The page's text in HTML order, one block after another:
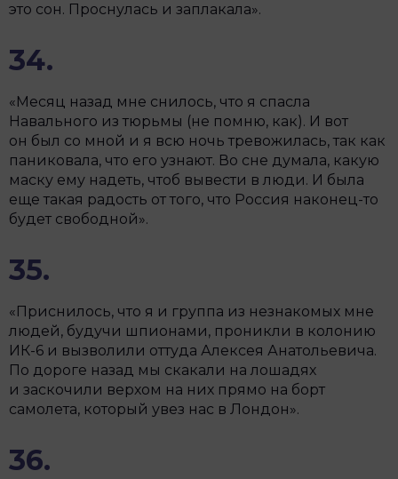
это сон. Проснулась и заплакала».
34.
«Месяц назад мне снилось, что я спасла
Навального из тюрьмы (не помню, как). И вот
он был со мной и я всю ночь тревожилась, так как
паниковала, что его узнают. Во сне думала, какую
маску ему надеть, чтоб вывести в люди. И была
еще такая радость от того, что Россия наконец-то
будет свободной».
35.
«Приснилось, что я и группа из незнакомых мне
людей, будучи шпионами, проникли в колонию
ИК-6 и вызволили оттуда Алексея Анатольевича.
По дороге назад мы скакали на лошадях
и заскочили верхом на них прямо на борт
самолета, который увез нас в Лондон».
36.